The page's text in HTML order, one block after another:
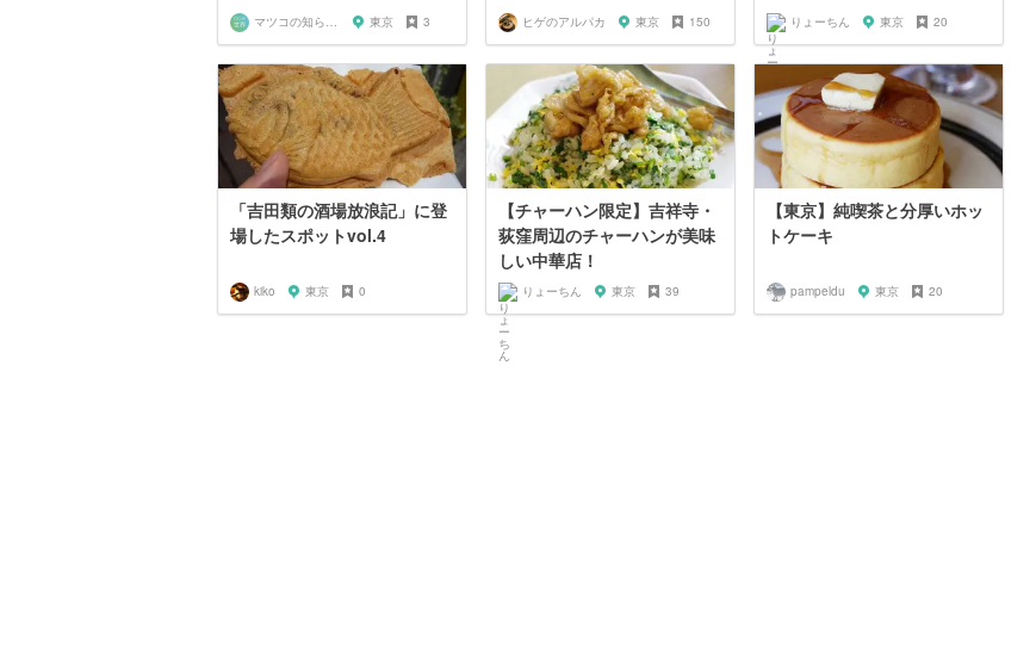
マツコの知らない世界マニア 東京 3 ヒゲのアルパカ 東京 150 りょーちん 東京 20
「吉田類の酒場放浪記」に登
場したスポットvol.4
kiko 東京 0
【チャーハン限定】吉祥寺・
荻窪周辺のチャーハンが美味
しい中華店！
りょーちん 東京 39
【東京】純喫茶と分厚いホッ
トケーキ
pampeldu 東京 20